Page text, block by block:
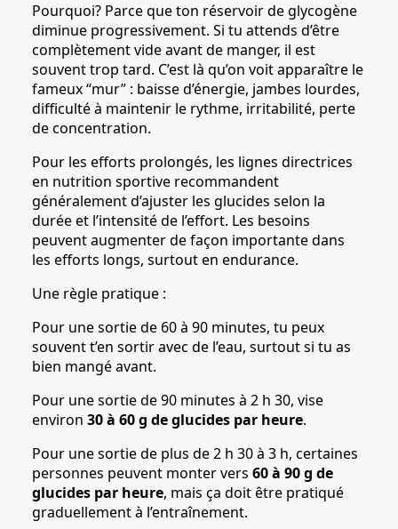
Pourquoi? Parce que ton réservoir de glycogène
diminue progressivement. Si tu attends d’être
complètement vide avant de manger, il est
souvent trop tard. C’est là qu’on voit apparaître le
fameux “mur” : baisse d’énergie, jambes lourdes,
difficulté à maintenir le rythme, irritabilité, perte
de concentration.
Pour les efforts prolongés, les lignes directrices
en nutrition sportive recommandent
généralement d’ajuster les glucides selon la
durée et l’intensité de l’effort. Les besoins
peuvent augmenter de façon importante dans
les efforts longs, surtout en endurance.
Une règle pratique :
Pour une sortie de 60 à 90 minutes, tu peux
souvent t’en sortir avec de l’eau, surtout si tu as
bien mangé avant.
Pour une sortie de 90 minutes à 2 h 30, vise
environ 30 à 60 g de glucides par heure.
Pour une sortie de plus de 2 h 30 à 3 h, certaines
personnes peuvent monter vers 60 à 90 g de
glucides par heure, mais ça doit être pratiqué
graduellement à l’entraînement.